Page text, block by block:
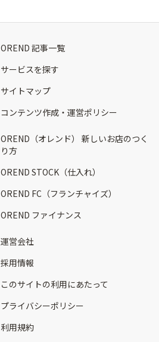
OREND 記事一覧
サービスを探す
サイトマップ
コンテンツ作成・運営ポリシー
OREND（オレンド） 新しいお店のつく
り方
OREND STOCK（仕入れ）
OREND FC（フランチャイズ）
OREND ファイナンス
運営会社
採用情報
このサイトの利用にあたって
プライバシーポリシー
利用規約